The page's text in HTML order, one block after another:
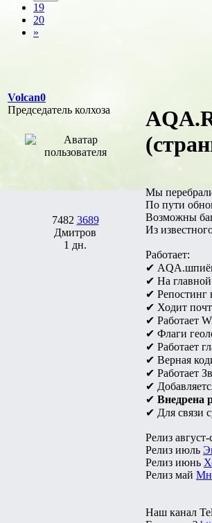
19
20
»
Volcan0
Председатель колхоза
7482 3689
Дмитров
1 дн.
Мы
По пути
Возможны
Из
Работает:
✔
✔ На главной
✔ Репостинг
✔ Ходит
✔ Работает
✔ Флаги
✔ Работает
✔ Верная
✔ Работает
✔
✔ Внедрена
✔ Для связи
Релиз август-
Релиз июль
Релиз июнь
Релиз май
Наш канал